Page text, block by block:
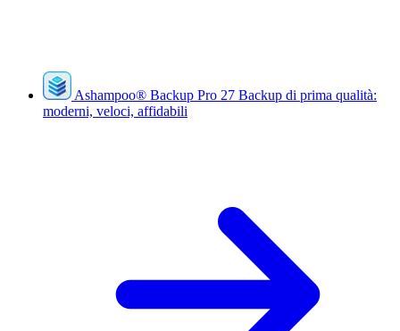
Ashampoo® Backup Pro 27 Backup di prima qualità:
moderni, veloci, affidabili